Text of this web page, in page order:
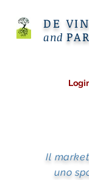
DE
and
Il
uno